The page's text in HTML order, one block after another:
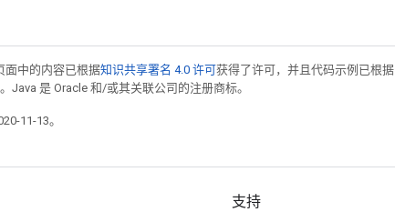
面中的内容已根据知识共享署名 4.0 许可获得了许可，并且代码示例已根据
。Java 是 Oracle 和/或其关联公司的注册商标。
11-13。
支持